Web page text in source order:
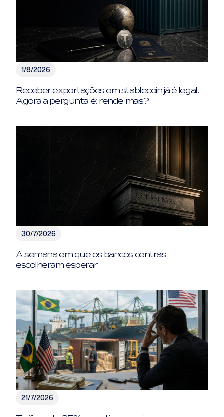
1/8/2026
Receber exportações em stablecoin já é legal.
Agora a pergunta é: rende mais?
30/7/2026
A semana em que os bancos centrais
escolheram esperar
21/7/2026